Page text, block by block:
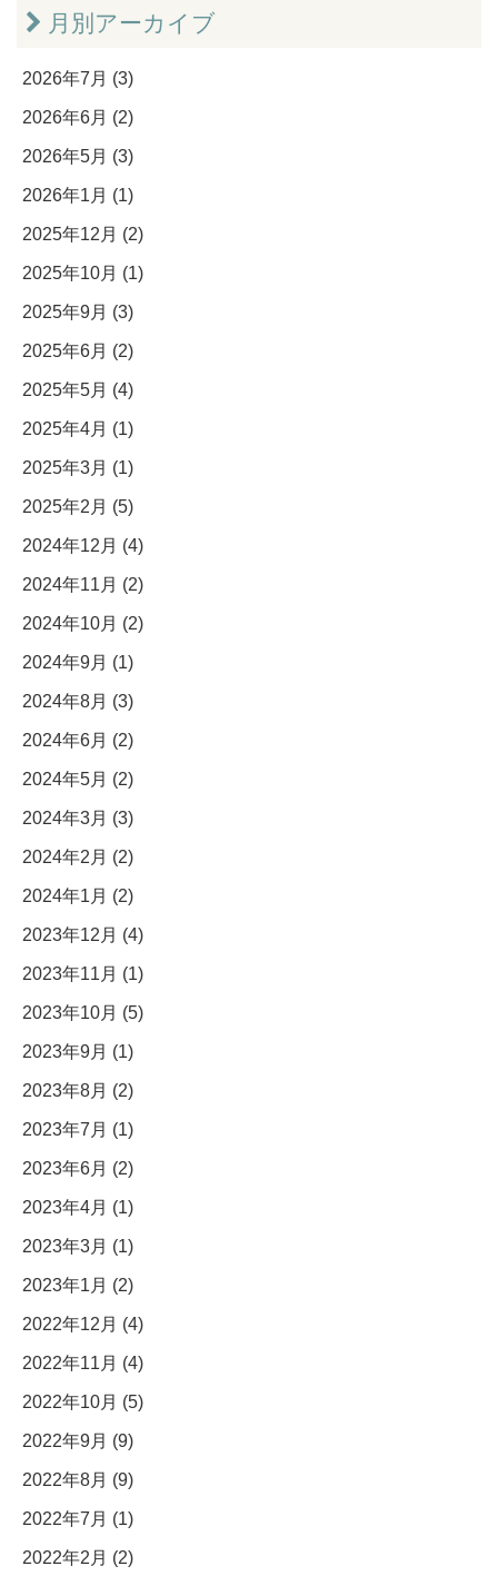
月別アーカイブ
2026年7月 (3)
2026年6月 (2)
2026年5月 (3)
2026年1月 (1)
2025年12月 (2)
2025年10月 (1)
2025年9月 (3)
2025年6月 (2)
2025年5月 (4)
2025年4月 (1)
2025年3月 (1)
2025年2月 (5)
2024年12月 (4)
2024年11月 (2)
2024年10月 (2)
2024年9月 (1)
2024年8月 (3)
2024年6月 (2)
2024年5月 (2)
2024年3月 (3)
2024年2月 (2)
2024年1月 (2)
2023年12月 (4)
2023年11月 (1)
2023年10月 (5)
2023年9月 (1)
2023年8月 (2)
2023年7月 (1)
2023年6月 (2)
2023年4月 (1)
2023年3月 (1)
2023年1月 (2)
2022年12月 (4)
2022年11月 (4)
2022年10月 (5)
2022年9月 (9)
2022年8月 (9)
2022年7月 (1)
2022年2月 (2)